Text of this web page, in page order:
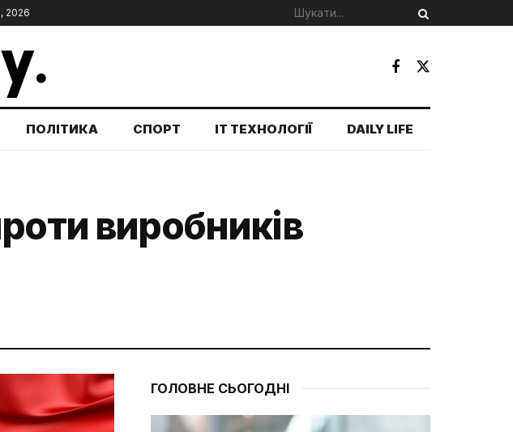
2026
ПОЛІТИКА СПОРТ IT ТЕХНОЛОГІЇ DAILY LIFE
виробників
ГОЛОВНЕ СЬОГОДНІ